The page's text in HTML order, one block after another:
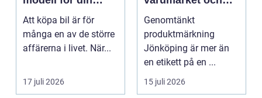
vardag
Att köpa bil är för
många en av de större
affärerna i livet. När...
17 juli 2026
förenklar vardagen
Genomtänkt
produktmärkning
Jönköping är mer än
en etikett på en ...
15 juli 2026